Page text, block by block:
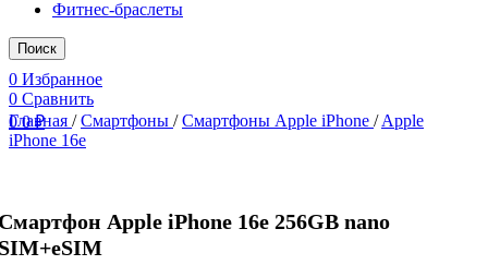
Фитнес-браслеты
Поиск
0 Избранное
0 Сравнить
00₽
Главная / Смартфоны / Смартфоны Apple iPhone / Apple
iPhone 16e
Apple iPhone 16e 256GB nano